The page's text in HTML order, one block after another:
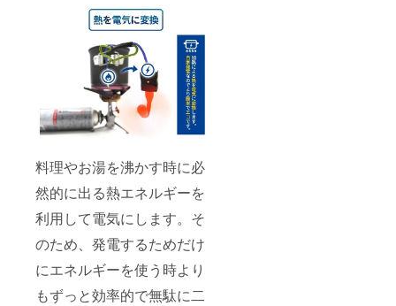
料理やお湯を沸かす時に必
然的に出る熱エネルギーを
利用して電気にします。そ
のため、発電するためだけ
にエネルギーを使う時より
もずっと効率的で無駄に二